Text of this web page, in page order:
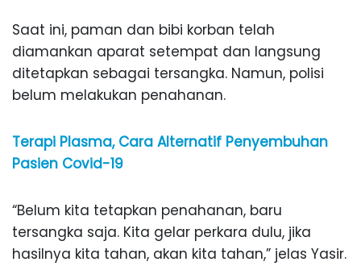
Saat ini, paman dan bibi korban telah
diamankan aparat setempat dan langsung
ditetapkan sebagai tersangka. Namun, polisi
belum melakukan penahanan.
Terapi Plasma, Cara Alternatif Penyembuhan
Pasien Covid-19
“Belum kita tetapkan penahanan, baru
tersangka saja. Kita gelar perkara dulu, jika
hasilnya kita tahan, akan kita tahan,” jelas Yasir.